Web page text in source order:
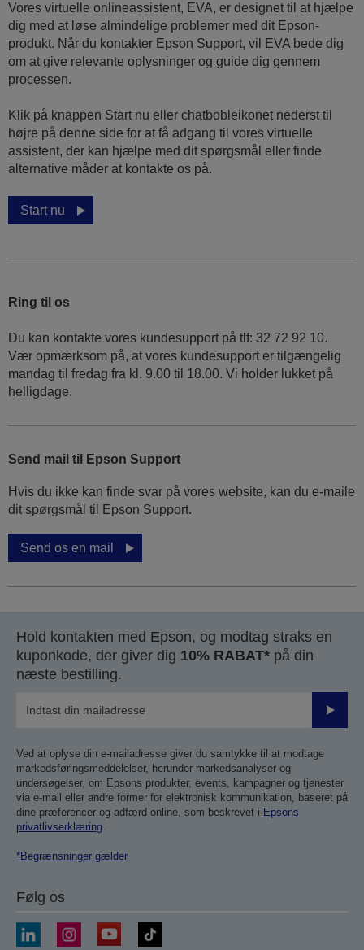
Vores virtuelle onlineassistent, EVA, er designet til at hjælpe
dig med at løse almindelige problemer med dit Epson-
produkt. Når du kontakter Epson Support, vil EVA bede dig
om at give relevante oplysninger og guide dig gennem
processen.
Klik på knappen Start nu eller chatbobleikonet nederst til
højre på denne side for at få adgang til vores virtuelle
assistent, der kan hjælpe med dit spørgsmål eller finde
alternative måder at kontakte os på.
Start nu
Ring til os
Du kan kontakte vores kundesupport på tlf: 32 72 92 10.
Vær opmærksom på, at vores kundesupport er tilgængelig
mandag til fredag ​​fra kl. 9.00 til 18.00. Vi holder lukket på
helligdage.
Send mail til Epson Support
Hvis du ikke kan finde svar på vores website, kan du e-maile
dit spørgsmål til Epson Support.
Send os en mail
Hold kontakten med Epson, og modtag straks en
kuponkode, der giver dig 10% RABAT* på din
næste bestilling.
Send
Ved at oplyse din e-mailadresse giver du samtykke til at modtage
markedsføringsmeddelelser, herunder markedsanalyser og
undersøgelser, om Epsons produkter, events, kampagner og tjenester
via e-mail eller andre former for elektronisk kommunikation, baseret på
dine præferencer og adfærd online, som beskrevet i Epsons
privatlivserklæring.
*Begrænsninger gælder
Følg os